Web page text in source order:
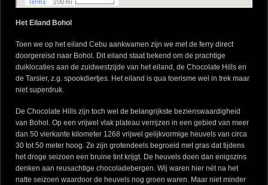
Het Eiland Bohol
Toen we op het eiland Cebu aankwamen zijn we met de ferry direct
doorgereisd naar Bohol. Dit eiland staat bekend om de prachtige
duiklocaties aan de zuidwestzijde van het eiland, de Chocolate Hills en
de Tarsier, z.g. spookdiertjes. Het eiland is qua toerisme wel in trek maar
niet superdruk.
De Chocolate Hills zijn toch wel de belangrijkste bezienswaardigheid
van Bohol. Op een vrijwel vlak plateau verrijzen in een gebied van meer
dan 50 vierkante kilometer 1268 vrijwel gelijkvormige heuvels van circa
30 tot 50 meter hoog. Ze zijn grotendeels begroeid met gras dat tijdens
het droge seizoen een bruine tint krijgt. De heuvels doen dan enigszins
denken aan reusachtige chocoladebergen. Wij waren hier nét na het
natte seizoen waardoor de heuvels nog groen waren. Maar niet minder